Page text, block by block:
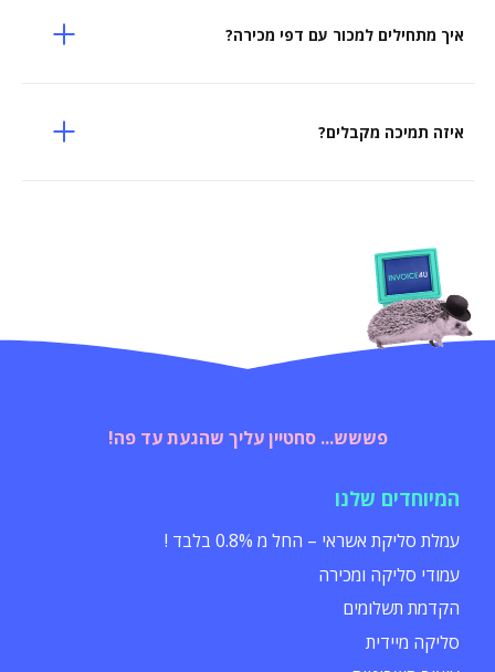
איך מתחילים למכור עם דפי מכירה?
איזה תמיכה מקבלים?
פששש... סחטיין עליך שהגעת עד פה!
המיוחדים שלנו
עמלת סליקת אשראי – החל מ 0.8% בלבד !
עמודי סליקה ומכירה
הקדמת תשלומים
סליקה מיידית